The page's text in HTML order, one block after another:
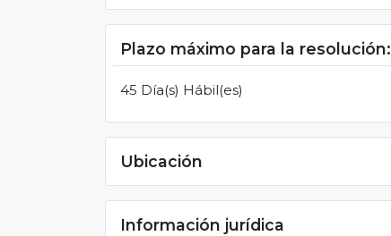
Plazo máximo para la resolución:
45 Día(s) Hábil(es)
Ubicación
Información jurídica